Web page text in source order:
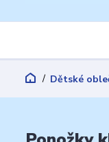
Dětské